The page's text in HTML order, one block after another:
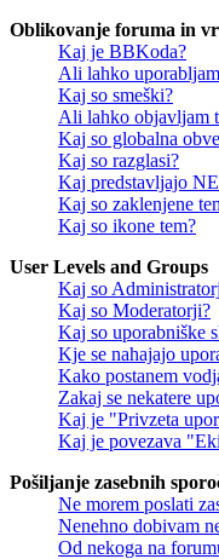
Oblikovanje foruma in
Kaj je BBKoda?
Ali lahko
Kaj so smeški?
Ali lahko objavljam
Kaj so globalna
Kaj so razglasi?
Kaj predstavljajo
Kaj so zaklenjene
Kaj so ikone tem?
User Levels and Groups
Kaj so
Kaj so Moderatorji?
Kaj so uporabniške
Kje se nahajajo
Kako postanem
Zakaj se nekatere
Kaj je "Privzeta
Kaj je povezava
Pošiljanje zasebnih
Ne morem poslati
Nenehno dobivam
Od nekoga na